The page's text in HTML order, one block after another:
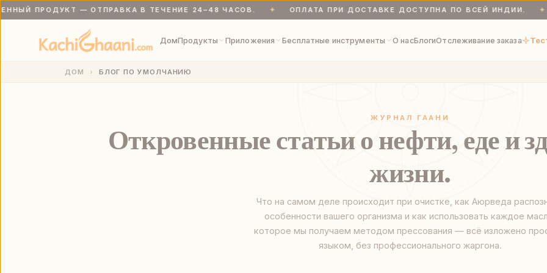
ПРОДУКТ — ОТПРАВКА В ТЕЧЕНИЕ 24–48 ЧАСОВ. ОПЛАТА ПРИ ДОСТАВКЕ ДОСТУПНА ПО ВСЕЙ ИНДИИ.
ДомПродукты Приложения Бесплатные инструменты О насБлогиОтслеживание заказа
ДОМ БЛОГ ПО УМОЛЧАНИЮ
ЖУРНАЛ ГААНИ
Откровенные статьи о нефти, еде и
жизни.
Что на самом деле происходит при очистке, как Аюрведа
особенности вашего организма и как использовать каждое
которое мы получаем методом прессования — всё изложено
языком, без профессионального жаргона.